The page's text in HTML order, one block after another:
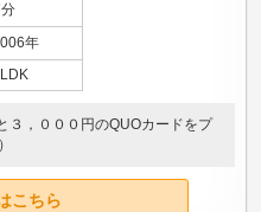
年
３，０００円のQUOカードをプ
こちら